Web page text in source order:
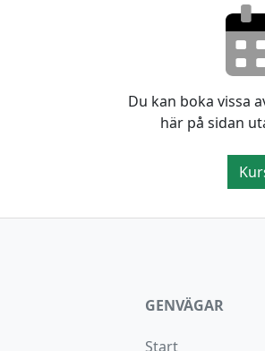
Du kan boka vissa
här på sidan
GENVÄGAR
Start